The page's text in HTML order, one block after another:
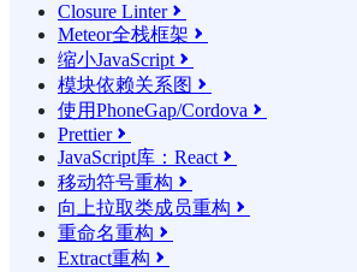
Closure Linter
Meteor全栈框架 
缩小JavaScript 
模块依赖关系图 
使用PhoneGap/Cordova 
Prettier
JavaScript库：React 
移动符号重构 
向上拉取类成员重构 
重命名重构 
Extract重构 